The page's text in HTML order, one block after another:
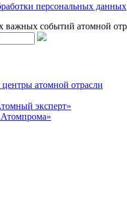
персональных данных
важных событий атомной
атомной отрасли
эксперт»